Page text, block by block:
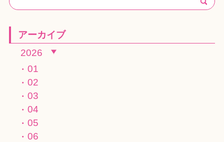
アーカイブ
2026
01
02
03
04
05
06